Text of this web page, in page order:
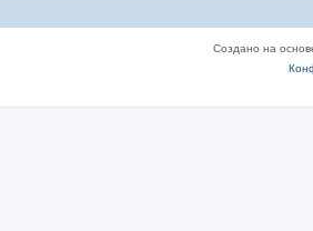
Создано на